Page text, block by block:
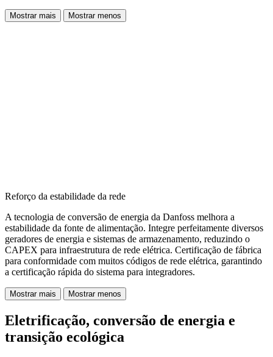
Mostrar mais Mostrar menos
Reforço da estabilidade da rede
A tecnologia de conversão de energia da Danfoss melhora a
estabilidade da fonte de alimentação. Integre perfeitamente diversos
geradores de energia e sistemas de armazenamento, reduzindo o
CAPEX para infraestrutura de rede elétrica. Certificação de fábrica
para conformidade com muitos códigos de rede elétrica, garantindo
a certificação rápida do sistema para integradores.
Mostrar mais Mostrar menos
Eletrificação, conversão de energia e
transição ecológica